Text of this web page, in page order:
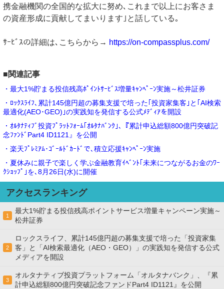
携金融機関の全国的な拡大に努め､これまで以上にお客さま
の資産形成に貢献してまいります｣と話している｡
ｻｰﾋﾞｽの詳細は､こちらから→ https://on-compassplus.com/
■関連記事
・最大1%貯まる投信残高ﾎﾟｲﾝﾄｻｰﾋﾞｽ増量ｷｬﾝﾍﾟｰﾝ実施～松井証券
・ﾛｯｸｽﾗｲﾌ､累計145億円超の募集支援で培った｢投資家集客｣と｢AI検索
最適化(AEO･GEO)｣の実践知を発信する公式ﾒﾃﾞｨｱを開設
・ｵﾙﾀﾅﾃｨﾌﾞ投資ﾌﾟﾗｯﾄﾌｫｰﾑ｢ｵﾙﾀﾅﾊﾞﾝｸ｣､『累計申込総額800億円突破記
念ﾌｧﾝﾄﾞPart4 ID1121』を公開
・楽天ﾌﾟﾚﾐｱﾑ･ｺﾞｰﾙﾄﾞｶｰﾄﾞで､積立応援ｷｬﾝﾍﾟｰﾝ実施
・夏休みに親子で楽しく学ぶ金融教育ｲﾍﾞﾝﾄ｢未来につながるお金のﾜｰ
ｸｼｮｯﾌﾟ｣を､8月26日(水)に開催
アクセスランキング
1
最大1%貯まる投信残高ポイントサービス増量キャンペーン実施～
松井証券
2
ロックスライフ、累計145億円超の募集支援で培った「投資家集
客」と「AI検索最適化（AEO・GEO）」の実践知を発信する公式
メディアを開設
3
オルタナティブ投資プラットフォーム「オルタナバンク」、『累
計申込総額800億円突破記念ファンドPart4 ID1121』を公開